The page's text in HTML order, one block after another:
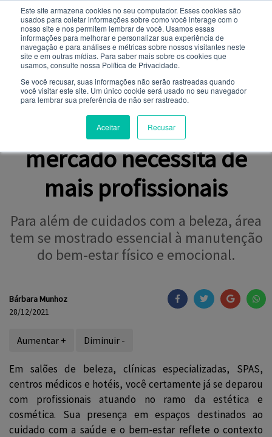
Este site armazena cookies no seu computador. Esses cookies são
usados ​​para coletar informações sobre como você interage com o
nosso site e nos permitem lembrar de você. Usamos essas
informações para melhorar e personalizar sua experiência de
navegação e para análises e métricas sobre nossos visitantes neste
site e em outras mídias. Para saber mais sobre os cookies que
usamos, consulte nossa Política de Privacidade.
Se você recusar, suas informações não serão rastreadas quando
você visitar este site. Um único cookie será usado no seu navegador
para lembrar sua preferência de não ser rastreado.
Aceitar Recusar
NOTÍCIAS
BEM-ESTAR
Estética e Cosmética:
mercado necessita de
mais profissionais
Para além de cuidados com a beleza, área
tem se mostrado essencial à manutenção
do bem-estar físico e emocional.
Bárbara Munhoz
28/12/2021
Aumentar + Diminuir -
Em salões de beleza, clínicas especializadas, SPAS,
centros médicos e hotéis, você certamente já se deparou
com profissionais atuando no ramo da estética e
cosmética. Sua presença em espaços destinados ao
cuidado com a saúde e o bem-estar reflete o contexto
Você quer receber notificações e não perder nenhuma
notícia importante?